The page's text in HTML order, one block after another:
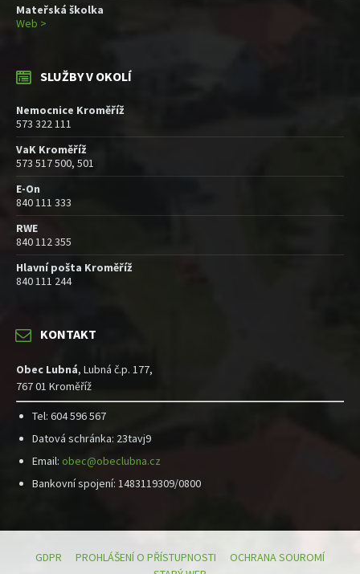
Mateřská školka
Web >
SLUŽBY V OKOLÍ
Nemocnice Kroměříž
573 322 111
VaK Kroměříž
573 517 500, 501
E-On
840 111 333
RWE
840 112 355
Hlavní pošta Kroměříž
840 111 244
KONTAKT
Obec Lubná, Lubná č.p. 177,
767 01 Kroměříž
Tel: 604 596 567
Datová schránka: 23tavj9
Email: obec@obeclubna.cz
Bankovní spojení: 1483119309/0800
GDPR PROHLÁŠENÍ O PŘÍSTUPNOSTI
OCHRANA SOUROMÍ